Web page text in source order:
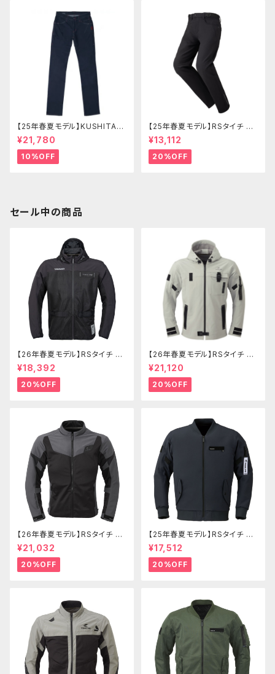
【25年春夏モデル】KUSHITANI
KL-1366 エクスパンドコーデュ
ラデニム(レディース)
¥21,780
10%OFF
【25年春夏モデル】RSタイチ RS
Y271 クイックドライストレート
パンツ
¥13,112
20%OFF
セール中の商品
【26年春夏モデル】RSタイチ RS
J334 エアーフリップパーカ
¥18,392
20%OFF
【26年春夏モデル】RSタイチ RS
J335 クイックドライパーカ
¥21,120
20%OFF
【26年春夏モデル】RSタイチ RS
J342 クイックドライレーサージ
ャケット
¥21,032
20%OFF
【25年春夏モデル】RSタイチ RS
J343 クイックドライフライトジ
ャケット
¥17,512
20%OFF